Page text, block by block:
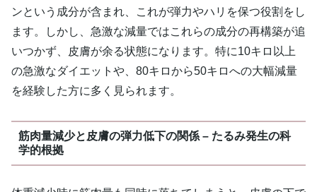
ンという成分が含まれ、これが弾力やハリを保つ役割をし
ます。しかし、急激な減量ではこれらの成分の再構築が追
いつかず、皮膚が余る状態になります。特に10キロ以上
の急激なダイエットや、80キロから50キロへの大幅減量
を経験した方に多く見られます。
筋肉量減少と皮膚の弾力低下の関係 – たるみ発生の科
学的根拠